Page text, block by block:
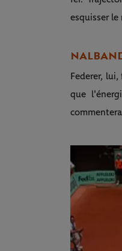
esquisser le
Federer,
que